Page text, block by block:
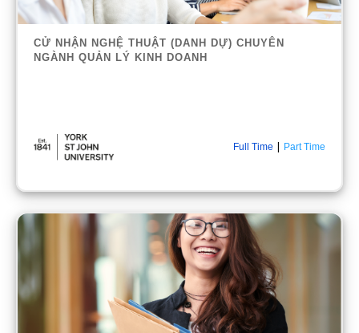
CỬ NHẬN NGHỆ THUẬT (DANH DỰ) CHUYÊN
NGÀNH QUẢN LÝ KINH DOANH
Full Time | Part Time